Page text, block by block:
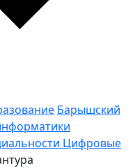
Барышский
Цифровые